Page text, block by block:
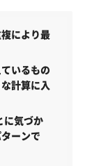
により最
いるもの
計算に入
に気づか
ーンで